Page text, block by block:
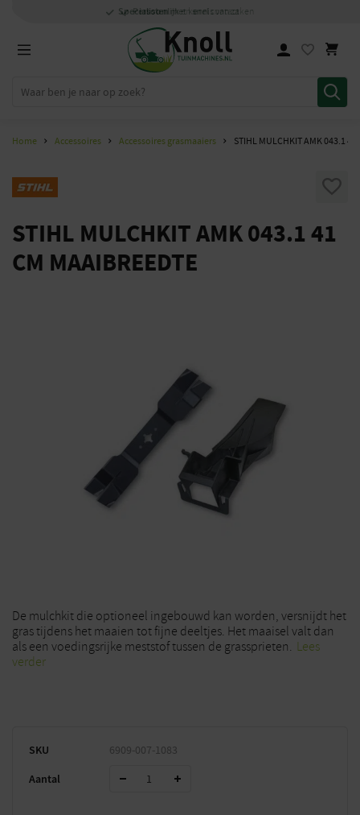
Specialisten met kennis van zaken
1000m2showroom in Staphorst
Persoonlijken snel contact
Specialisten met kennis van zaken
Home Accessoires Accessoires grasmaaiers STIHL MULCHKIT AMK 043.1 41
STIHL MULCHKIT AMK 043.1 41
CM MAAIBREEDTE
De mulchkit die optioneel ingebouwd kan worden, versnijdt het
gras tijdens het maaien tot fijne deeltjes. Het maaisel valt dan
als een voedingsrijke meststof tussen de grassprieten. Lees
verder
SKU 6909-007-1083
Aantal